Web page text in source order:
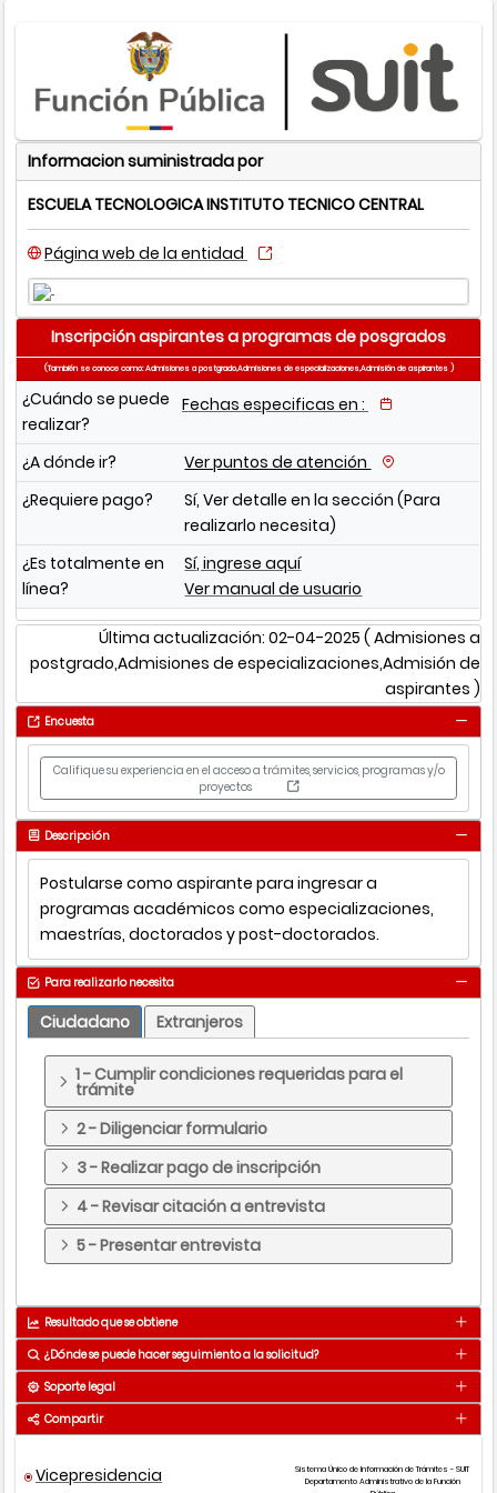
Informacion suministrada por
ESCUELA TECNOLOGICA INSTITUTO TECNICO CENTRAL
Página web de la entidad
Inscripción aspirantes a programas de posgrados
(También se conoce como: Admisiones a postgrado,Admisiones de especializaciones,Admisión de aspirantes )
¿Cuándo se puede
realizar?
Fechas especificas en :
¿A dónde ir?
Ver puntos de atención
¿Requiere pago?
Sí, Ver detalle en la sección (Para
realizarlo necesita)
¿Es totalmente en
línea?
Sí, ingrese aquí
Ver manual de usuario
Última actualización: 02-04-2025 ( Admisiones a
postgrado,Admisiones de especializaciones,Admisión de
aspirantes )
Encuesta
Califique su experiencia en el acceso a trámites, servicios, programas y/o
proyectos
Descripción
Postularse como aspirante para ingresar a
programas académicos como especializaciones,
maestrías, doctorados y post-doctorados.
Para realizarlo necesita
Ciudadano Extranjeros
1 - Cumplir condiciones requeridas para el
trámite
2 - Diligenciar formulario
3 - Realizar pago de inscripción
4 - Revisar citación a entrevista
5 - Presentar entrevista
Resultado que se obtiene
Resultado
Listado de resultados de admitidos o no
admitidos
Se obtiene en 1 Mes(s) - (es)
Observaciones:
¿Dónde se puede hacer seguimiento a la solicitud?
Medio
Detalle
WEB
Admisiones Postgrado
Presencial
Ver puntos de atención
Soporte legal
Tipo norma Año
Compartir
Vicepresidencia
Sistema Único de Información de Trámites - SUIT
Departamento Administrativo de la Función